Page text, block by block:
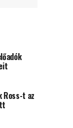
Ross-t az